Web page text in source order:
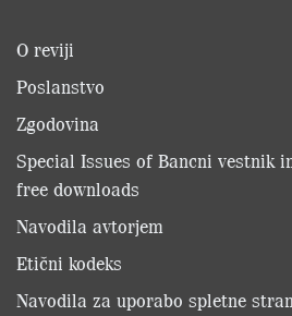
O reviji
Poslanstvo
Zgodovina
Special Issues of Bancni vestnik
free downloads
Navodila avtorjem
Etični kodeks
Navodila za uporabo spletne